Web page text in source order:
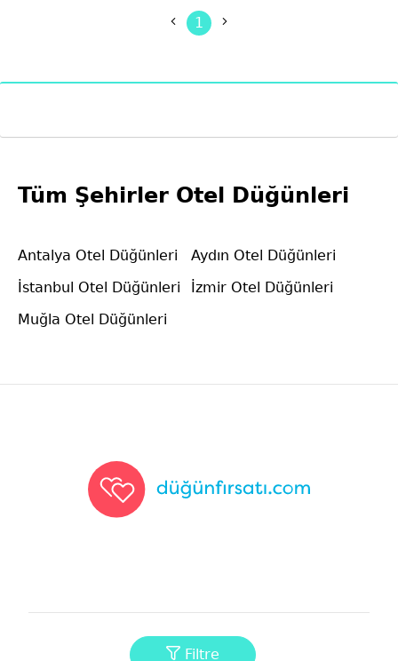
Filtre
1
Tüm Şehirler Otel Düğünleri
Antalya Otel Düğünleri
Aydın Otel Düğünleri
İstanbul Otel Düğünleri
İzmir Otel Düğünleri
Muğla Otel Düğünleri
Düğünfırsatı